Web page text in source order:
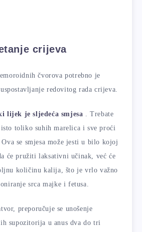
crijeva
čvorova potrebno je
redovitog rada crijeva.
lijek je sljedeća smjesa . Trebate
toliko suhih marelica i sve proći
se smjesa može jesti u bilo kojoj
će pružiti laksativni učinak, već će
količinu kalija, što je vrlo važno
srca majke i fetusa.
preporučuje se unošenje
supozitorija u anus dva do tri